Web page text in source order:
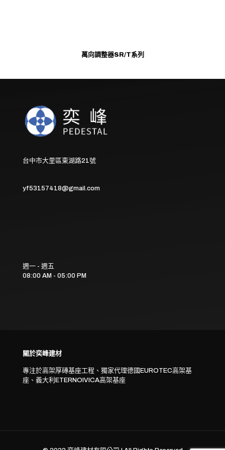
萬向調整器SR/T系列
台中市大里區東湖路21號
yf53157418@gmail.com
週一 - 週五
08:00 AM - 05:00 PM
關於奕峰建材
專注於高架厚磚基座工程、獨家代理德國EUROTEC高架基
座、義大利ETERNOIVICA高架基座